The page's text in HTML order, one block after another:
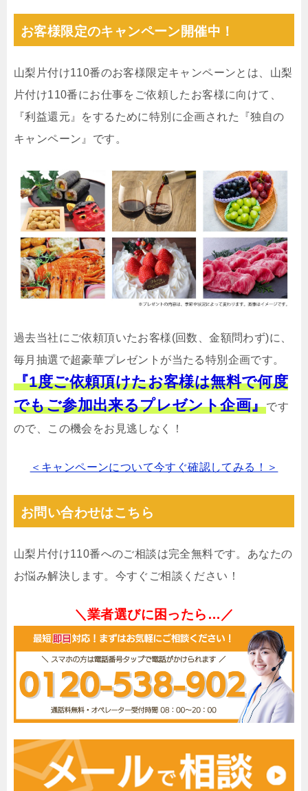
お客様限定のキャンペーン開催中！
山梨片付け110番のお客様限定キャンペーンとは、山梨
片付け110番にお仕事をご依頼したお客様に向けて、
『利益還元』をするために特別に企画された『独自の
キャンペーン』です。
過去当社にご依頼頂いたお客様(回数、金額問わず)に、
毎月抽選で超豪華プレゼントが当たる特別企画です。
『1度ご依頼頂けたお客様は無料で何度
でもご参加出来るプレゼント企画』です
ので、この機会をお見逃しなく！
＜キャンペーンについて今すぐ確認してみる！＞
お問い合わせはこちら
山梨片付け110番へのご相談は完全無料です。あなたの
お悩み解決します。今すぐご相談ください！
＼業者選びに困ったら…／